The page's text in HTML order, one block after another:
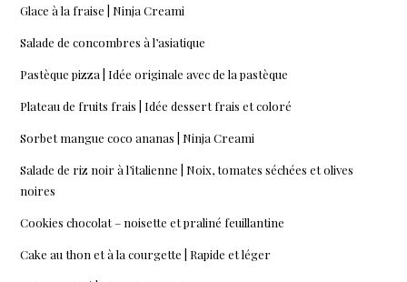
Glace à la fraise | Ninja Creami
Salade de concombres à l’asiatique
Pastèque pizza | Idée originale avec de la pastèque
Plateau de fruits frais | Idée dessert frais et coloré
Sorbet mangue coco ananas | Ninja Creami
Salade de riz noir à l’italienne | Noix, tomates séchées et olives
noires
Cookies chocolat – noisette et praliné feuillantine
Cake au thon et à la courgette | Rapide et léger